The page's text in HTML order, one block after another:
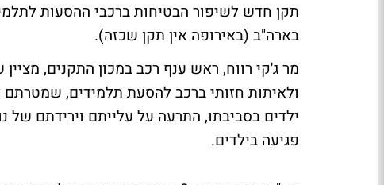
בארה"ב (באירופה אין תקן שכזה).
ולאיתות חזותי ברכב להסעת תלמידים,
ילדים בסביבתו, התרעה על עלייתם וירידתם של
פגיעה בילדים.